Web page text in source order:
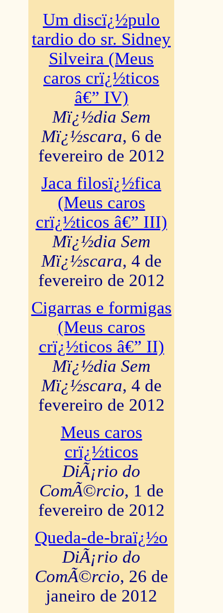
Um discï¿½pulo
tardio do sr. Sidney
Silveira (Meus
caros crï¿½ticos
â€” IV)
Mï¿½dia Sem
Mï¿½scara, 6 de
fevereiro de 2012
Jaca filosï¿½fica
(Meus caros
crï¿½ticos â€” III)
Mï¿½dia Sem
Mï¿½scara, 4 de
fevereiro de 2012
Cigarras e formigas
(Meus caros
crï¿½ticos â€” II)
Mï¿½dia Sem
Mï¿½scara, 4 de
fevereiro de 2012
Meus caros
crï¿½ticos
DiÃ¡rio do
ComÃ©rcio, 1 de
fevereiro de 2012
Queda-de-braï¿½o
DiÃ¡rio do
ComÃ©rcio, 26 de
janeiro de 2012